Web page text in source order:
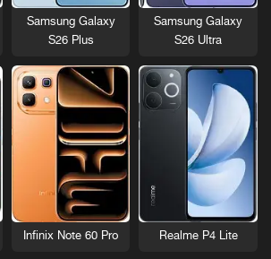
Samsung Galaxy
S26 Ultra
Samsung Galaxy
S26 Plus
Realme P4 Lite
Infinix Note 60 Pro